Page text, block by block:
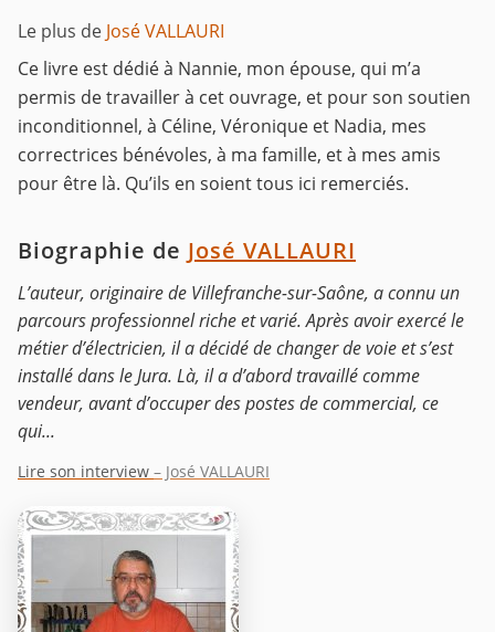
Le plus de José VALLAURI
Ce livre est dédié à Nannie, mon épouse, qui m’a
permis de travailler à cet ouvrage, et pour son soutien
inconditionnel, à Céline, Véronique et Nadia, mes
correctrices bénévoles, à ma famille, et à mes amis
pour être là. Qu’ils en soient tous ici remerciés.
Biographie de José VALLAURI
L’auteur, originaire de Villefranche-sur-Saône, a connu un
parcours professionnel riche et varié. Après avoir exercé le
métier d’électricien, il a décidé de changer de voie et s’est
installé dans le Jura. Là, il a d’abord travaillé comme
vendeur, avant d’occuper des postes de commercial, ce
qui...
Lire son interview – José VALLAURI